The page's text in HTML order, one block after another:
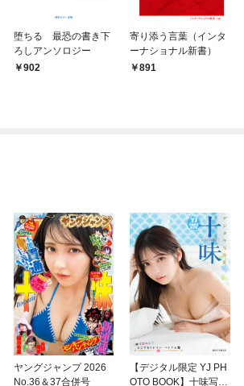
堕ちる 最恐の書き下
ろしアンソロジー
902
寄り添う言葉（インタ
ーナショナル新書）
891
ヤングジャンプ 2026
No.36＆37合併号
【デジタル限定 YJ PH
OTO BOOK】十味写真